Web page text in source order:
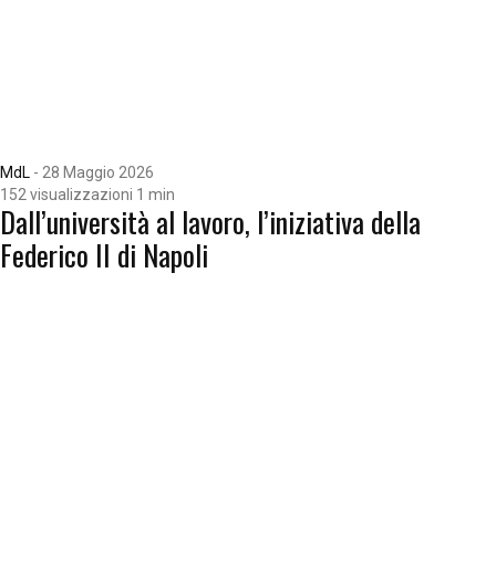
MdL - 28 Maggio 2026
152 visualizzazioni 1 min
Dall’università al lavoro, l’iniziativa della
Federico II di Napoli